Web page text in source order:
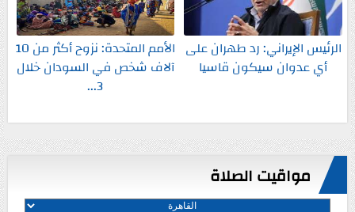
الرئيس الإيراني: رد طهران على
أي عدوان سيكون قاسيا
الأمم المتحدة: نزوح أكثر من 10
آلاف شخص في السودان خلال
3...
مواقيت الصلاة